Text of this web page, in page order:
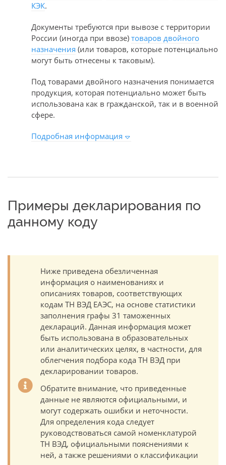
КЭК.
Документы требуются при вывозе с территории
России (иногда при ввозе) товаров двойного
назначения (или товаров, которые потенциально
могут быть отнесены к таковым).
Под товарами двойного назначения понимается
продукция, которая потенциально может быть
использована как в гражданской, так и в военной
сфере.
Подробная информация
Примеры декларирования по
данному коду
Ниже приведена обезличенная
информация о наименованиях и
описаниях товаров, соответствующих
кодам ТН ВЭД ЕАЭС, на основе статистики
заполнения графы 31 таможенных
деклараций. Данная информация может
быть использована в образовательных
или аналитических целях, в частности, для
облегчения подбора кода ТН ВЭД при
декларировании товаров.
Обратите внимание, что приведенные
данные не являются официальными, и
могут содержать ошибки и неточности.
Для определения кода следует
руководствоваться самой номенклатурой
ТН ВЭД, официальными пояснениями к
ней, а также решениями о классификации